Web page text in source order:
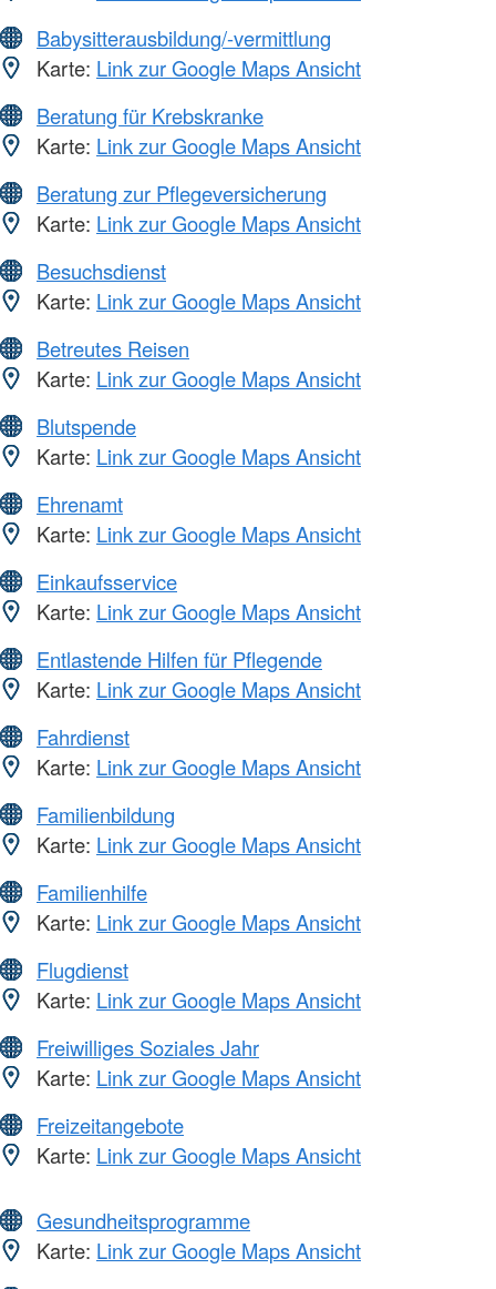
Babysitterausbildung/-vermittlung
Karte: Link zur Google Maps Ansicht
Beratung für Krebskranke
Karte: Link zur Google Maps Ansicht
Beratung zur Pflegeversicherung
Karte: Link zur Google Maps Ansicht
Besuchsdienst
Karte: Link zur Google Maps Ansicht
Betreutes Reisen
Karte: Link zur Google Maps Ansicht
Blutspende
Karte: Link zur Google Maps Ansicht
Ehrenamt
Karte: Link zur Google Maps Ansicht
Einkaufsservice
Karte: Link zur Google Maps Ansicht
Entlastende Hilfen für Pflegende
Karte: Link zur Google Maps Ansicht
Fahrdienst
Karte: Link zur Google Maps Ansicht
Familienbildung
Karte: Link zur Google Maps Ansicht
Familienhilfe
Karte: Link zur Google Maps Ansicht
Flugdienst
Karte: Link zur Google Maps Ansicht
Freiwilliges Soziales Jahr
Karte: Link zur Google Maps Ansicht
Freizeitangebote
Karte: Link zur Google Maps Ansicht
Gesundheitsprogramme
Karte: Link zur Google Maps Ansicht